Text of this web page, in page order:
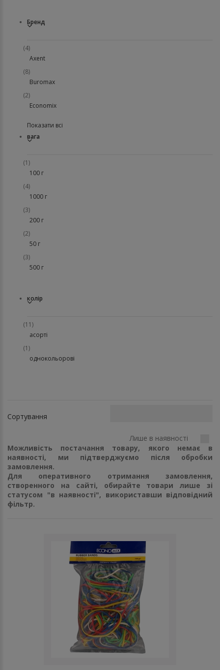
Бренд
Axent
(4)
Buromax
(8)
Economix
(2)
Показати всі
вага
100 г
(1)
1000 г
(4)
200 г
(3)
50 г
(2)
500 г
(3)
колір
асорті
(11)
однокольорові
(1)
Сортування
Лише в наявності
Можливість постачання товару, якого немає в
наявності, ми підтверджуємо після обробки
замовлення.
Для оперативного отримання замовлення,
створенного на сайті, обирайте товари лише зі
статусом "в наявності", використавши відповідний
фільтр.